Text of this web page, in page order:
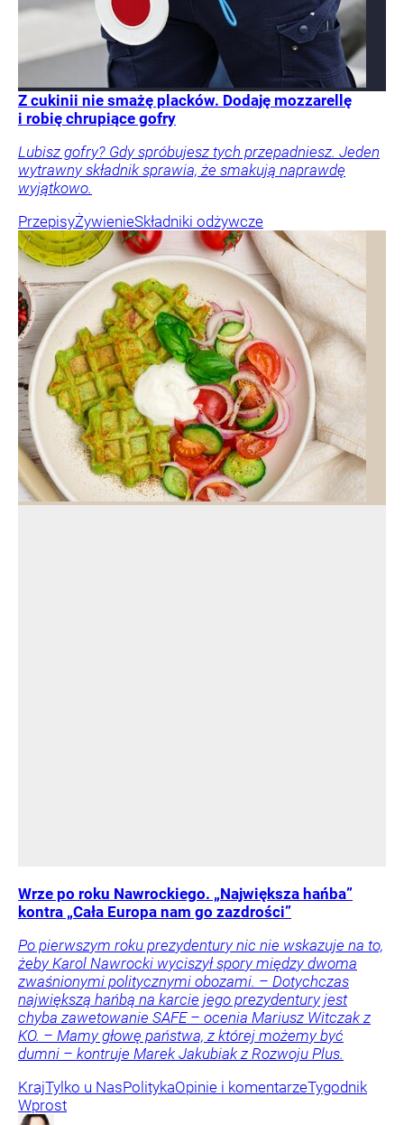
Z cukinii nie smażę placków. Dodaję mozzarellę
i robię chrupiące gofry
Lubisz gofry? Gdy spróbujesz tych przepadniesz. Jeden
wytrawny składnik sprawia, że smakują naprawdę
wyjątkowo.
PrzepisyŻywienieSkładniki odżywcze
Wrze po roku Nawrockiego. „Największa hańba”
kontra „Cała Europa nam go zazdrości”
Po pierwszym roku prezydentury nic nie wskazuje na to,
żeby Karol Nawrocki wyciszył spory między dwoma
zwaśnionymi politycznymi obozami. – Dotychczas
największą hańbą na karcie jego prezydentury jest
chyba zawetowanie SAFE – ocenia Mariusz Witczak z
KO. – Mamy głowę państwa, z której możemy być
dumni – kontruje Marek Jakubiak z Rozwoju Plus.
KrajTylko u NasPolitykaOpinie i komentarzeTygodnik
Wprost